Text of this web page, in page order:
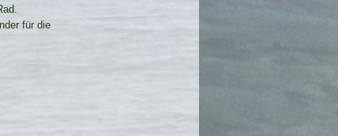
für die